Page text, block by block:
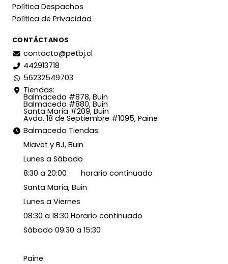
Política Despachos
Política de Privacidad
CONTÁCTANOS
contacto@petbj.cl
442913718
56232549703
Tiendas:
Balmaceda #878, Buin
Balmaceda #880, Buin
Santa María #209, Buin
Avda. 18 de Septiembre #1095, Paine
Balmaceda Tiendas:
Miavet y BJ, Buin
Lunes a Sábado
8:30 a 20:00 horario continuado
Santa María, Buin
Lunes a Viernes
08:30 a 18:30 Horario continuado
Sábado 09:30 a 15:30
Paine